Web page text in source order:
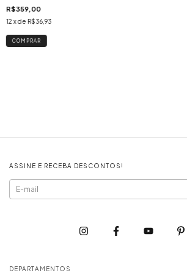
R$359,00
12 x de R$36,93
COMPRAR
ASSINE E RECEBA DESCONTOS!
DEPARTAMENTOS